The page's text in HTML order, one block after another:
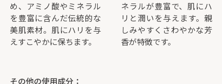
め、アミノ酸やミネラル
を豊富に含んだ伝統的な
美肌素材。肌にハリを与
えすこやかに保ちます。
ネラルが豊富で、肌にハ
リと潤いを与えます。親
しみやすくさわやかな芳
香が特徴です。
その他の使用成分：